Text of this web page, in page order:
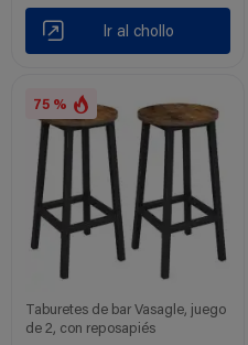
Ir al chollo
75 %
Taburetes de bar Vasagle, juego
de 2, con reposapiés